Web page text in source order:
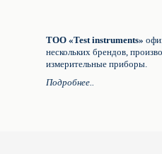
ТОО «Test instruments»
нескольких брендов,
измерительные приборы.
Подробнее..